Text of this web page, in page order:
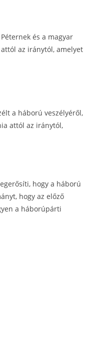
és a magyar
az iránytól, amelyet
a háború veszélyéről,
attól az iránytól,
hogy a háború
hogy az előző
a háborúpárti